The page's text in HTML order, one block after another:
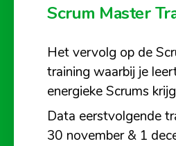
Scrum Master
Het vervolg op de
training waarbij je
energieke Scrums
Data eerstvolgende
30 november & 1